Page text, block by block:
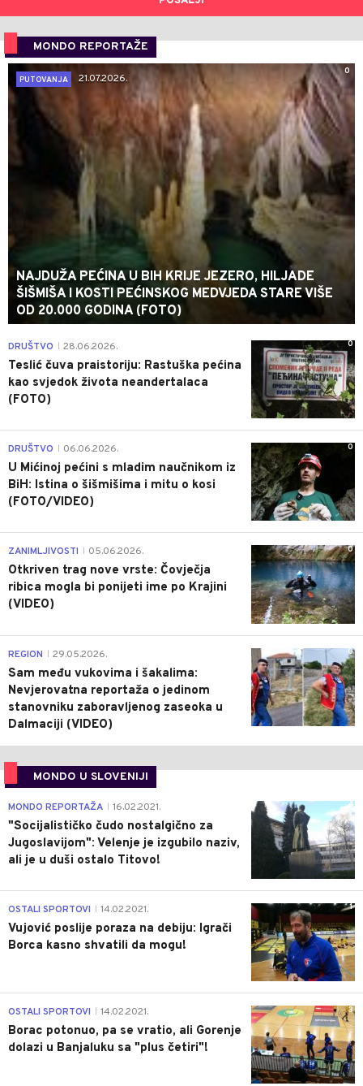
MONDO REPORTAŽE
0
PUTOVANJA
21.07.2026.
NAJDUŽA PEĆINA U BIH KRIJE JEZERO, HILJADE
ŠIŠMIŠA I KOSTI PEĆINSKOG MEDVJEDA STARE VIŠE
OD 20.000 GODINA (FOTO)
0
DRUŠTVO 28.06.2026.
Teslić čuva praistoriju: Rastuška pećina
kao svjedok života neandertalaca
(FOTO)
0
DRUŠTVO 06.06.2026.
U Mićinoj pećini s mladim naučnikom iz
BiH: Istina o šišmišima i mitu o kosi
(FOTO/VIDEO)
0
ZANIMLJIVOSTI 05.06.2026.
Otkriven trag nove vrste: Čovječja
ribica mogla bi ponijeti ime po Krajini
(VIDEO)
0
REGION 29.05.2026.
Sam među vukovima i šakalima:
Nevjerovatna reportaža o jedinom
stanovniku zaboravljenog zaseoka u
Dalmaciji (VIDEO)
MONDO U SLOVENIJI
4
MONDO REPORTAŽA 16.02.2021.
"Socijalističko čudo nostalgično za
Jugoslavijom": Velenje je izgubilo naziv,
ali je u duši ostalo Titovo!
1
OSTALI SPORTOVI 14.02.2021.
Vujović poslije poraza na debiju: Igrači
Borca kasno shvatili da mogu!
3
OSTALI SPORTOVI 14.02.2021.
Borac potonuo, pa se vratio, ali Gorenje
dolazi u Banjaluku sa "plus četiri"!